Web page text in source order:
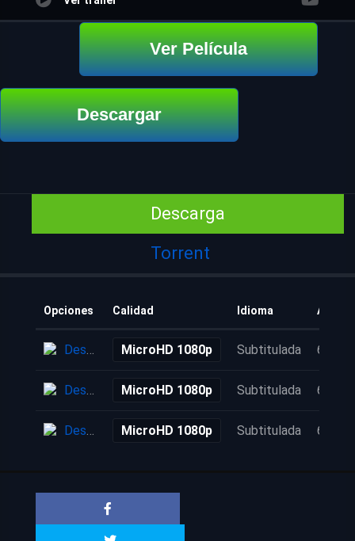
Ver Película
Descargar
Descarga
Torrent
Opciones Calidad Idioma
Descarga MicroHD 1080p Subtitulada 6 años
Descarga MicroHD 1080p Subtitulada 6 años
Descarga MicroHD 1080p Subtitulada 6 años